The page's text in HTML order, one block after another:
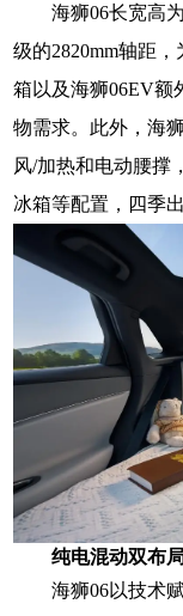
海狮06长宽高
级的2820mm轴距
箱以及海狮06EV额
物需求。此外，海
风/加热和电动腰
冰箱等配置，四季
纯电混动双布
海狮06以技术